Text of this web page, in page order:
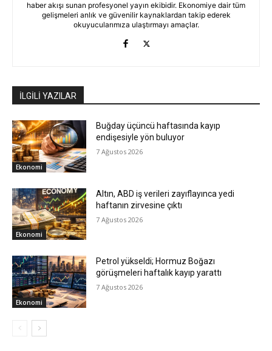
haber akışı sunan profesyonel yayın ekibidir. Ekonomiye dair tüm
gelişmeleri anlık ve güvenilir kaynaklardan takip ederek
okuyucularımıza ulaştırmayı amaçlar.
İLGİLİ YAZILAR
Ekonomi
Buğday üçüncü haftasında kayıp
endişesiyle yön buluyor
7 Ağustos 2026
Ekonomi
Altın, ABD iş verileri zayıflayınca yedi
haftanın zirvesine çıktı
7 Ağustos 2026
Ekonomi
Petrol yükseldi; Hormuz Boğazı
görüşmeleri haftalık kayıp yarattı
7 Ağustos 2026